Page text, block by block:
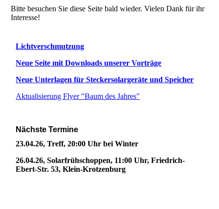
Bitte besuchen Sie diese Seite bald wieder. Vielen Dank für ihr
Interesse!
Lichtverschmutzung
Neue Seite mit Downloads unserer Vorträge
Neue Unterlagen für Steckersolargeräte und Speicher
Aktualisierung Flyer "Baum des Jahres"
Nächste Termine
23.04.26, Treff, 20:00 Uhr bei Winter
26.04.26, Solarfrühschoppen, 11:00 Uhr, Friedrich-
Ebert-Str. 53, Klein-Krotzenburg